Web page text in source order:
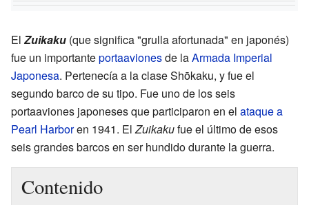
El Zuikaku (que significa "grulla afortunada" en japonés)
fue un importanteportaavionesde laArmada Imperial
Japonesa. Pertenecía a la clase Shōkaku, y fue el
segundo barco de su tipo. Fue uno de los seis
portaaviones japoneses que participaron en el ataque a
Pearl Harboren 1941. ElZuikakufue el último de esos
seis grandes barcos en ser hundido durante la guerra.
Contenido